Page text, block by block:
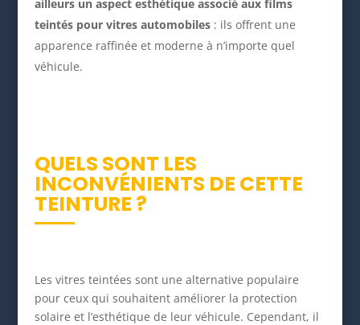
ailleurs un aspect esthétique associé aux films
teintés pour vitres automobiles : ils offrent une
apparence raffinée et moderne à n’importe quel
véhicule.
QUELS SONT LES
INCONVÉNIENTS DE CETTE
TEINTURE ?
Les vitres teintées sont une alternative populaire
pour ceux qui souhaitent améliorer la protection
solaire et l’esthétique de leur véhicule. Cependant, il